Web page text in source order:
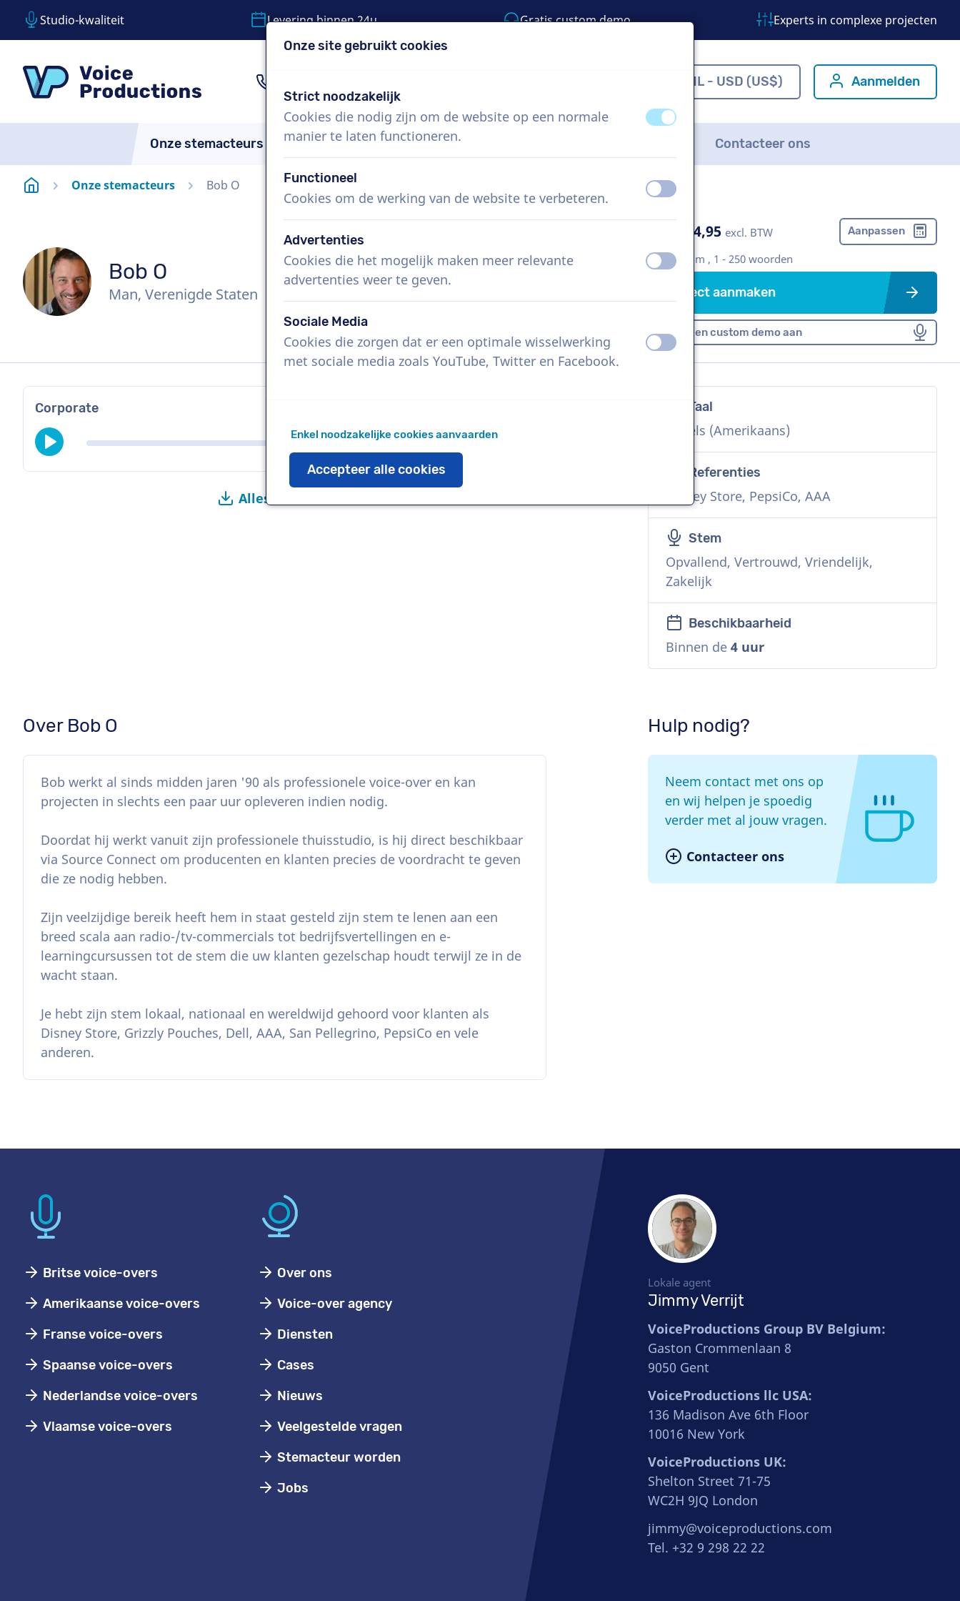
Studio-kwaliteit Levering binnen 24u Gratis custom demo Experts in complexe projecten
NL - USD (US$) Aanmelden
Onze stemacteurs Over ons Hoe werkt het? Contacteer ons
StartpaginaOnze stemacteurs Bob O
Bob O
Man, Verenigde Staten
US$ 274,95 excl. BTW Aanpassen
Bedrijfsfilm , 1 - 250 woorden
Project aanmaken
Vraag een custom demo aan
Taal
Engels (Amerikaans)
Referenties
Disney Store, PepsiCo, AAA
Stem
Opvallend, Vertrouwd, Vriendelijk,
Zakelijk
Beschikbaarheid
Binnen de 4 uur
Corporate
Alles downloaden
Hulp nodig?
Neem contact met ons op
en wij helpen je spoedig
verder met al jouw vragen.
Contacteer ons
Over Bob O
Bob werkt al sinds midden jaren '90 als professionele voice-over en kan
projecten in slechts een paar uur opleveren indien nodig.
Doordat hij werkt vanuit zijn professionele thuisstudio, is hij direct beschikbaar
via Source Connect om producenten en klanten precies de voordracht te geven
die ze nodig hebben.
Zijn veelzijdige bereik heeft hem in staat gesteld zijn stem te lenen aan een
breed scala aan radio-/tv-commercials tot bedrijfsvertellingen en e-
learningcursussen tot de stem die uw klanten gezelschap houdt terwijl ze in de
wacht staan.
Je hebt zijn stem lokaal, nationaal en wereldwijd gehoord voor klanten als
Disney Store, Grizzly Pouches, Dell, AAA, San Pellegrino, PepsiCo en vele
anderen.
Britse voice-overs
Amerikaanse voice-overs
Franse voice-overs
Spaanse voice-overs
Nederlandse voice-overs
Vlaamse voice-overs
Over ons
Voice-over agency
Diensten
Cases
Nieuws
Veelgestelde vragen
Stemacteur worden
Jobs
Lokale agent
Jimmy Verrijt
VoiceProductions Group BV Belgium:
Gaston Crommenlaan 8
9050 Gent
VoiceProductions llc USA:
136 Madison Ave 6th Floor
10016 New York
VoiceProductions UK:
Shelton Street 71-75
WC2H 9JQ London
jimmy@voiceproductions.com
Tel. +32 9 298 22 22
Onze site gebruikt cookies
Strict noodzakelijk
Cookies die nodig zijn om de website op een normale
manier te laten functioneren.
uit aan
Functioneel
Cookies om de werking van de website te verbeteren. uit aan
Advertenties
Cookies die het mogelijk maken meer relevante
advertenties weer te geven.
uit aan
Sociale Media
Cookies die zorgen dat er een optimale wisselwerking
met sociale media zoals YouTube, Twitter en Facebook.
uit aan
Enkel noodzakelijke cookies aanvaarden
Accepteer alle cookies